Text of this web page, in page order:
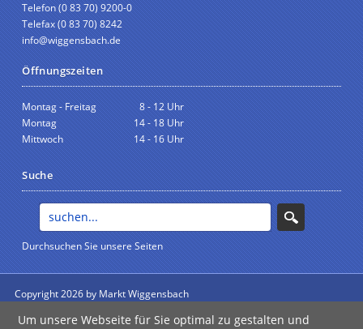
Telefon (0 83 70) 9200-0
Telefax (0 83 70) 8242
info@wiggensbach.de
Öffnungszeiten
Montag - Freitag
8 - 12 Uhr
Montag
14 - 18 Uhr
Mittwoch
14 - 16 Uhr
Suche
Durchsuchen Sie unsere Seiten
Copyright 2026 by Markt Wiggensbach
Impressum
| Datenschutz | Barrierefreiheit
Um unsere Webseite für Sie optimal zu gestalten und